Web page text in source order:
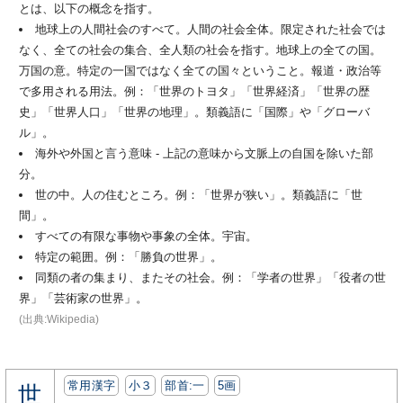
とは、以下の概念を指す。
地球上の人間社会のすべて。人間の社会全体。限定された社会では
なく、全ての社会の集合、全人類の社会を指す。地球上の全ての国。
万国の意。特定の一国ではなく全ての国々ということ。報道・政治等
で多用される用法。例：「世界のトヨタ」「世界経済」「世界の歴
史」「世界人口」「世界の地理」。類義語に「国際」や「グローバ
ル」。
海外や外国と言う意味 - 上記の意味から文脈上の自国を除いた部
分。
世の中。人の住むところ。例：「世界が狭い」。類義語に「世
間」。
すべての有限な事物や事象の全体。宇宙。
特定の範囲。例：「勝負の世界」。
同類の者の集まり、またその社会。例：「学者の世界」「役者の世
界」「芸術家の世界」。
(出典:Wikipedia)
世 常用漢字 小３ 部首:⼀ 5画